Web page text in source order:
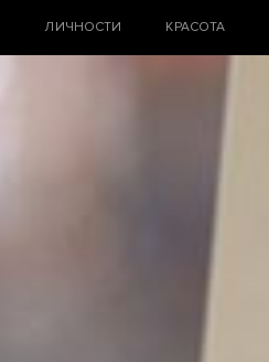
ЛИЧНОСТИ КРАСОТА